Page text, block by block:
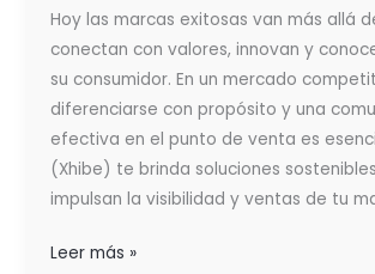
Hoy las marcas exitosas van más allá
conectan con valores, innovan y
su consumidor. En un mercado
diferenciarse con propósito y una
efectiva en el punto de venta es
(Xhibe) te brinda soluciones
impulsan la visibilidad y ventas de tu
QUE
SÍ
VENDEN
Leer más »